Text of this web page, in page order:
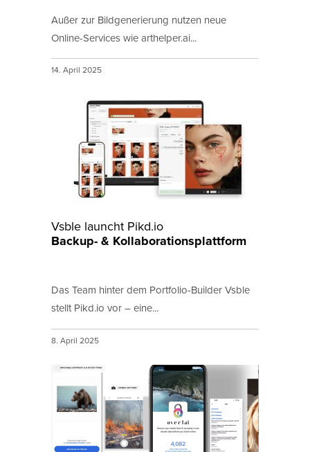
Außer zur Bildgenerierung nutzen neue
Online-Services wie arthelper.ai...
14. April 2025
Vsble launcht Pikd.io
Backup- & Kollaborationsplattform
Das Team hinter dem Portfolio-Builder Vsble
stellt Pikd.io vor – eine...
8. April 2025